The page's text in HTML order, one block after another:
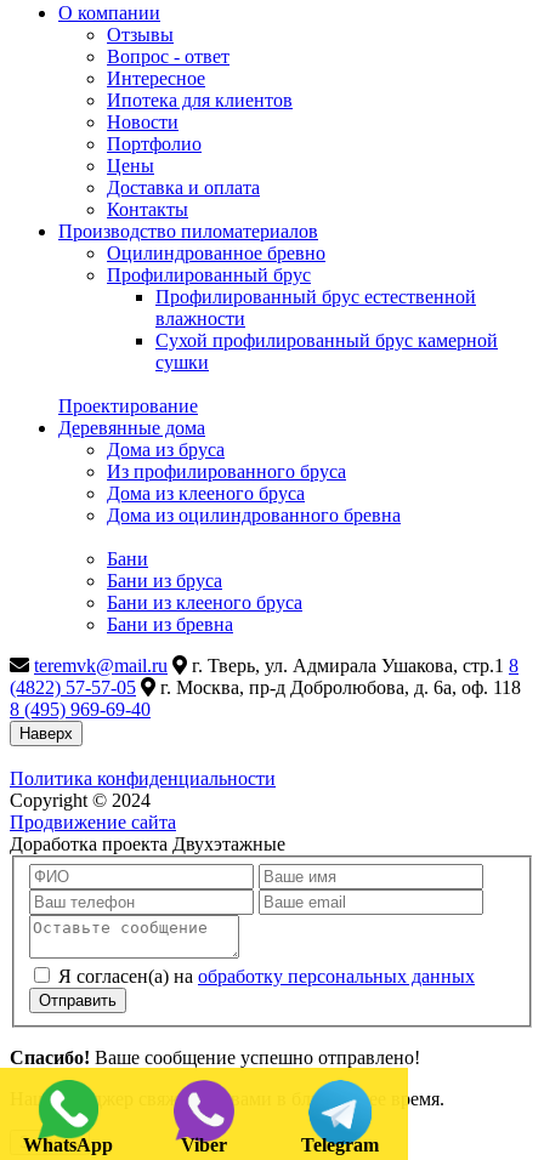
О компании
Отзывы
Вопрос - ответ
Интересное
Ипотека для клиентов
Новости
Портфолио
Цены
Доставка и оплата
Контакты
Производство пиломатериалов
Оцилиндрованное бревно
Профилированный брус
Профилированный брус естественной
влажности
Сухой профилированный брус камерной
сушки
Проектирование
Деревянные дома
Дома из бруса
Из профилированного бруса
Дома из клееного бруса
Дома из оцилиндрованного бревна
Бани
Бани из бруса
Бани из клееного бруса
Бани из бревна
teremvk@mail.ru
г. Тверь, ул. Адмирала Ушакова, стр.1 8
(4822) 57-57-05
г. Москва, пр-д Добролюбова, д. 6а, оф. 118
8 (495) 969-69-40
Наверх
Политика конфиденциальности
Copyright © 2024
Продвижение сайта
Доработка проекта Двухэтажные
Я согласен(а) на обработку персональных данных
Отправить
Спасибо! Ваше сообщение успешно отправлено!
Наш менеджер свяжется с вами в ближайшее время.
Закрыть
WhatsApp Viber Telegram